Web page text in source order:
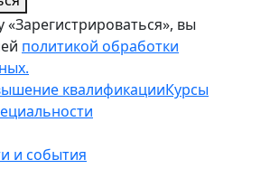
вы
политикой обработки
квалификацииКурсы
и события